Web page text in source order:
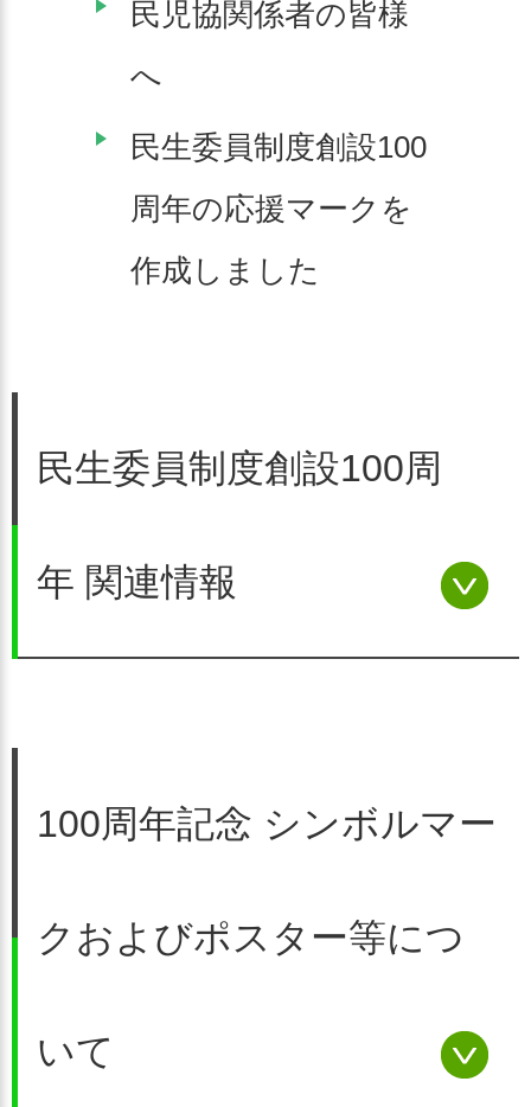
民児協関係者の皆様
へ
民生委員制度創設100
周年の応援マークを
作成しました
民生委員制度創設100周
年 関連情報
設100周年を迎えました。全
100周年記念 シンボルマー
クおよびポスター等につ
いて